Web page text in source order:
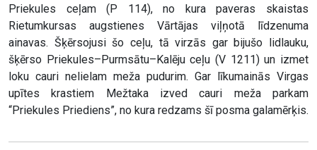
Priekules ceļam (P 114), no kura paveras skaistas
Rietumkursas augstienes Vārtājas viļņotā līdzenuma
ainavas. Šķērsojusi šo ceļu, tā virzās gar bijušo lidlauku,
šķērso Priekules–Purmsātu–Kalēju ceļu (V 1211) un izmet
loku cauri nelielam meža pudurim. Gar līkumainās Virgas
upītes krastiem Mežtaka izved cauri meža parkam
“Priekules Priediens”, no kura redzams šī posma galamērķis.